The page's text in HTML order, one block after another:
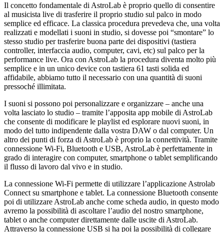
Il concetto fondamentale di AstroLab è proprio quello di consentire
al musicista live di trasferire il proprio studio sul palco in modo
semplice ed efficace. La classica procedura prevedeva che, una volta
realizzati e modellati i suoni in studio, si dovesse poi “smontare” lo
stesso studio per trasferire buona parte dei dispositivi (tastiera
controller, interfaccia audio, computer, cavi, etc) sul palco per la
performance live. Ora con AstroLab la procedura diventa molto più
semplice e in un unico device con tastiera 61 tasti solida ed
affidabile, abbiamo tutto il necessario con una quantità di suoni
pressoché illimitata.
I suoni si possono poi personalizzare e organizzare – anche una
volta lasciato lo studio – tramite l’apposita app mobile di AstroLab
che consente di modificare le playlist ed esplorare nuovi suoni, in
modo del tutto indipendente dalla vostra DAW o dal computer. Un
altro dei punti di forza di AstroLab è proprio la connettività. Tramite
connessione Wi-Fi, Bluetooth e USB, AstroLab è perfettamente in
grado di interagire con computer, smartphone o tablet semplificando
il flusso di lavoro dal vivo e in studio.
La connessione Wi-Fi permette di utilizzare l’applicazione Astrolab
Connect su smartphone e tablet. La connessione Bluetooth consente
poi di utilizzare AstroLab anche come scheda audio, in questo modo
avremo la possibilità di ascoltare l’audio del nostro smartphone,
tablet o anche computer direttamente dalle uscite di AstroLab.
Attraverso la connessione USB si ha poi la possibilità di collegare